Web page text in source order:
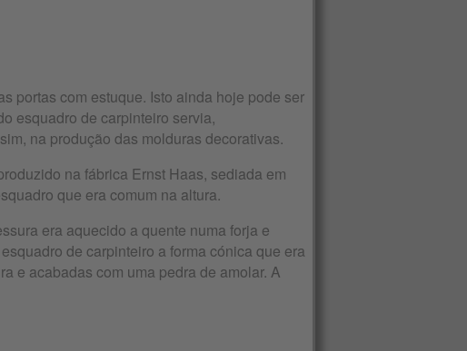
portas com estuque. Isto ainda hoje pode ser
esquadro de carpinteiro servia,
na produção das molduras decorativas.
na fábrica Ernst Haas, sediada em
que era comum na altura.
era aquecido a quente numa forja e
de carpinteiro a forma cónica que era
e acabadas com uma pedra de amolar. A